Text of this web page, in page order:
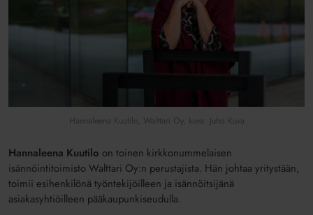
Hannaleena Kuutilo, Walttari Oy, kuva: Juho Kuva
Hannaleena Kuutilo on toinen kirkkonummelaisen
isännöintitoimisto Walttari Oy:n perustajista. Hän johtaa yritystään,
toimii esihenkilönä työntekijöilleen ja isännöitsijänä
asiakasyhtiöilleen pääkaupunkiseudulla.